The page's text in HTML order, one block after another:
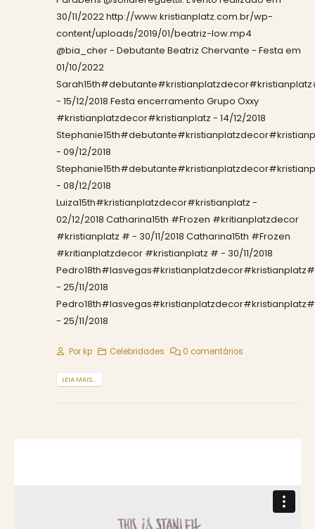
30/11/2022 http://www.kristianplatz.com.br/wp-
content/uploads/2019/01/beatriz-low.mp4
@bia_cher - Debutante Beatriz Chervante - Festa em
01/10/2022
- 15/12/2018 Festa encerramento Grupo Oxxy
#kristianplatzdecor#kristianplatz - 14/12/2018
- 09/12/2018
- 08/12/2018
Luiza15th#kristianplatzdecor#kristianplatz -
02/12/2018 Catharina15th #Frozen #kritianplatzdecor
#kristianplatz # - 30/11/2018 Catharina15th #Frozen
#kritianplatzdecor #kristianplatz # - 30/11/2018
- 25/11/2018
- 25/11/2018
Porkp Celebridades 0 comentários
LEIA MAIS...